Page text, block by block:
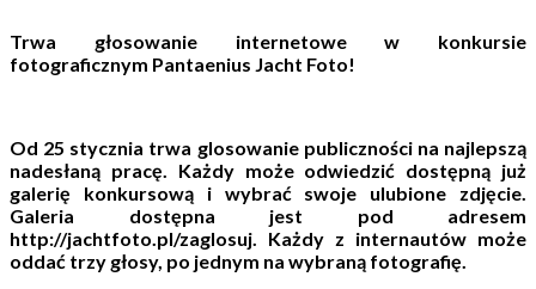
Trwa głosowanie internetowe w konkursie
fotograficznym Pantaenius Jacht Foto!
Od 25 stycznia trwa glosowanie publiczności na najlepszą
nadesłaną pracę. Każdy może odwiedzić dostępną już
galerię konkursową i wybrać swoje ulubione zdjęcie.
Galeria dostępna jest pod adresem
http://jachtfoto.pl/zaglosuj. Każdy z internautów może
oddać trzy głosy, po jednym na wybraną fotografię.